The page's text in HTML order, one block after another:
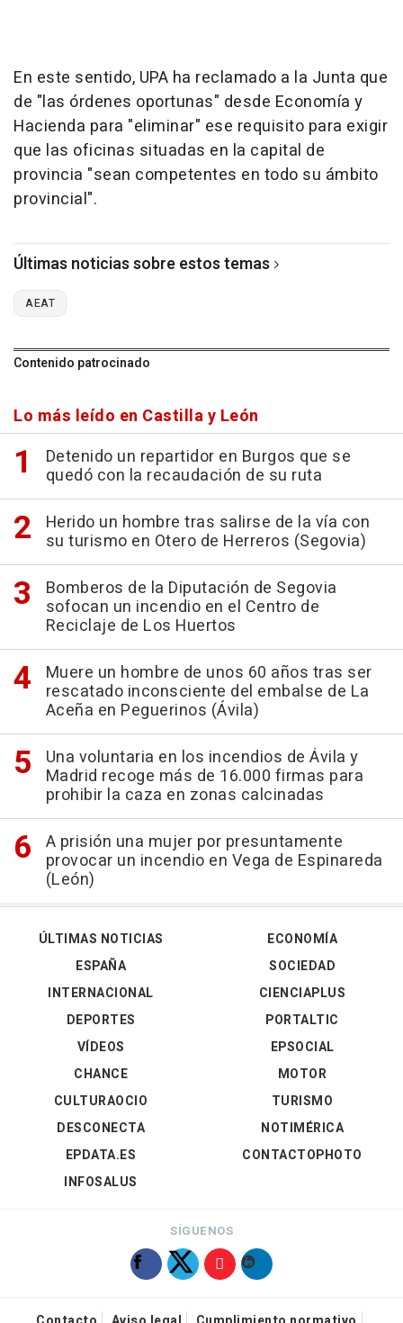
En este sentido, UPA ha reclamado a la Junta que
de "las órdenes oportunas" desde Economía y
Hacienda para "eliminar" ese requisito para exigir
que las oficinas situadas en la capital de
provincia "sean competentes en todo su ámbito
provincial".
Últimas noticias sobre estos temas
AEAT
Contenido patrocinado
Lo más leído en Castilla y León
Detenido un repartidor en Burgos que se
quedó con la recaudación de su ruta
Herido un hombre tras salirse de la vía con
su turismo en Otero de Herreros (Segovia)
Bomberos de la Diputación de Segovia
sofocan un incendio en el Centro de
Reciclaje de Los Huertos
Muere un hombre de unos 60 años tras ser
rescatado inconsciente del embalse de La
Aceña en Peguerinos (Ávila)
Una voluntaria en los incendios de Ávila y
Madrid recoge más de 16.000 firmas para
prohibir la caza en zonas calcinadas
A prisión una mujer por presuntamente
provocar un incendio en Vega de Espinareda
(León)
ÚLTIMAS NOTICIAS
ESPAÑA
INTERNACIONAL
DEPORTES
VÍDEOS
ECONOMÍA
SOCIEDAD
CIENCIAPLUS
PORTALTIC
EPSOCIAL
CHANCE
CULTURAOCIO
DESCONECTA
EPDATA.ES
INFOSALUS
MOTOR
TURISMO
NOTIMÉRICA
CONTACTOPHOTO
SÍGUENOS